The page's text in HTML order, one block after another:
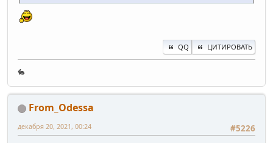
QQ ЦИТИРОВАТЬ
🐇
From_Odessa
#5226
декабря 20, 2021, 00:24